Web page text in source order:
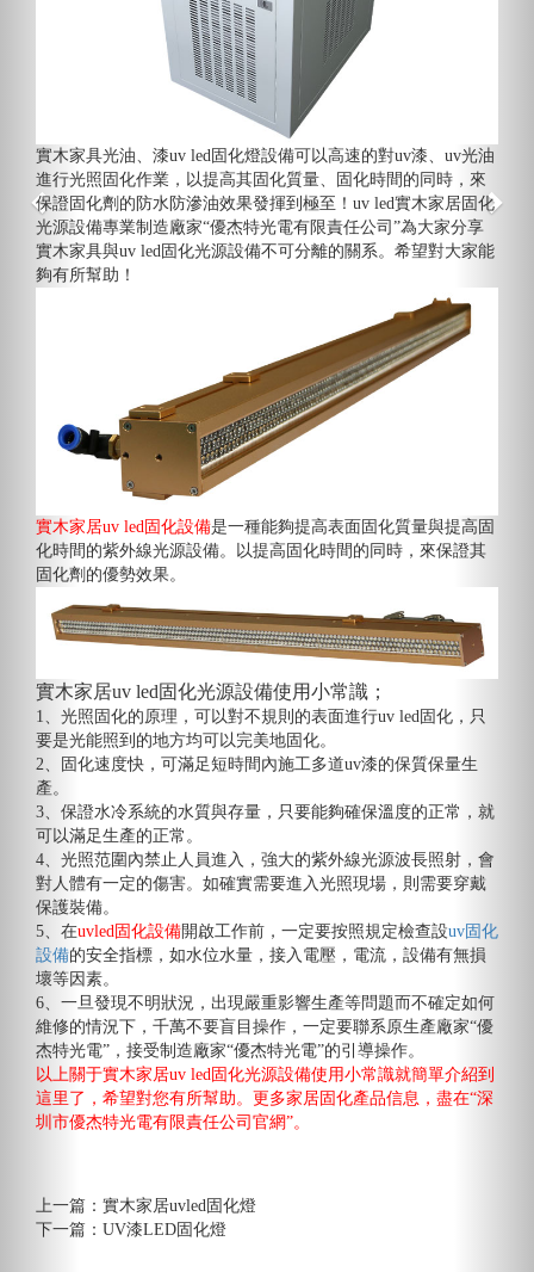
實木家具光油、漆uv led固化燈設備可以高速的對uv漆、uv光油
進行光照固化作業，以提高其固化質量、固化時間的同時，來
保證固化劑的防水防滲油效果發揮到極至！uv led實木家居固化
光源設備專業制造廠家“優杰特光電有限責任公司”為大家分享
實木家具與uv led固化光源設備不可分離的關系。希望對大家能
夠有所幫助！
實木家居uv led固化設備是一種能夠提高表面固化質量與提高固
化時間的紫外線光源設備。以提高固化時間的同時，來保證其
固化劑的優勢效果。
實木家居uv led固化光源設備使用小常識；
1、光照固化的原理，可以對不規則的表面進行uv led固化，只
要是光能照到的地方均可以完美地固化。
2、固化速度快，可滿足短時間內施工多道uv漆的保質保量生
產。
3、保證水冷系統的水質與存量，只要能夠確保溫度的正常，就
可以滿足生產的正常。
4、光照范圍內禁止人員進入，強大的紫外線光源波長照射，會
對人體有一定的傷害。如確實需要進入光照現場，則需要穿戴
保護裝備。
5、在uvled固化設備開啟工作前，一定要按照規定檢查設uv固化
設備的安全指標，如水位水量，接入電壓，電流，設備有無損
壞等因素。
6、一旦發現不明狀況，出現嚴重影響生產等問題而不確定如何
維修的情況下，千萬不要盲目操作，一定要聯系原生產廠家“優
杰特光電”，接受制造廠家“優杰特光電”的引導操作。
以上關于實木家居uv led固化光源設備使用小常識就簡單介紹到
這里了，希望對您有所幫助。更多家居固化產品信息，盡在“深
圳市優杰特光電有限責任公司官網”。
上一篇： 實木家居uvled固化燈
下一篇： UV漆LED固化燈